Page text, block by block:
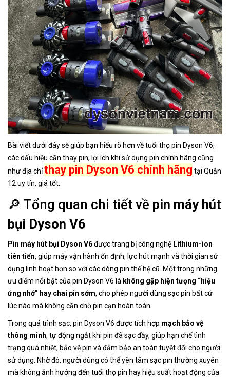
Bài viết dưới đây sẽ giúp bạn hiểu rõ hơn về tuổi thọ pin Dyson V6,
các dấu hiệu cần thay pin, lợi ích khi sử dụng pin chính hãng cũng
như địa chỉthay pin Dyson V6 chính hãng tại Quận
12 uy tín, giá tốt.
🔎 Tổng quan chi tiết về pin máy hút
bụi Dyson V6
Pin máy hút bụi Dyson V6được trang bị công nghệ Lithium-ion
tiên tiến, giúp máy vận hành ổn định, lực hút mạnh và thời gian sử
dụng linh hoạt hơn so với các dòng pin thế hệ cũ. Một trong những
ưu điểm nổi bật của pin Dyson V6 là không gặp hiện tượng “hiệu
ứng nhớ” hay chai pin sớm, cho phép người dùng sạc pin bất cứ
lúc nào mà không cần chờ pin cạn hoàn toàn.
Trong quá trình sạc, pin Dyson V6 được tích hợp mạch bảo vệ
thông minh, tự động ngắt khi pin đã sạc đầy, giúp hạn chế tình
trạng quá nhiệt, bảo vệ pin và đảm bảo an toàn tuyệt đối cho người
sử dụng. Nhờ đó, người dùng có thể yên tâm sạc pin thường xuyên
mà không ảnh hưởng đến tuổi thọ pin hay hiệu suất hoạt động của